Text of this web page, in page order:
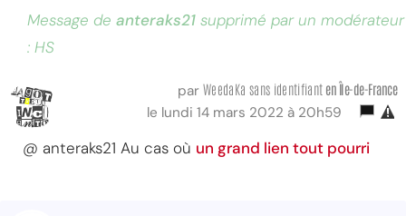
Message de anteraks21 supprimé par un modérateur
: HS
parWeedaKa sans identifiant en Île-de-France
le lundi 14 mars 2022 à 20h59
@ anteraks21 Au cas où un grand lien tout pourri